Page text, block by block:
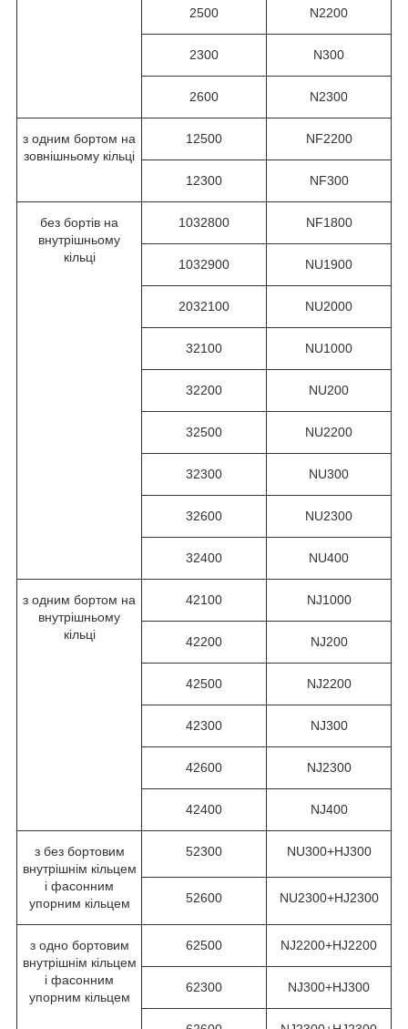
2500 N2200
2300 N300
2600 N2300
з одним бортом на
зовнішньому кільці
12500 NF2200
12300 NF300
без бортів на
внутрішньому
кільці
1032800 NF1800
1032900 NU1900
2032100 NU2000
32100 NU1000
32200 NU200
32500 NU2200
32300 NU300
32600 NU2300
32400 NU400
з одним бортом на
внутрішньому
кільці
42100 NJ1000
42200 NJ200
42500 NJ2200
42300 NJ300
42600 NJ2300
42400 NJ400
з без бортовим
внутрішнім кільцем
і фасонним
упорним кільцем
52300 NU300+HJ300
52600 NU2300+HJ2300
з одно бортовим
внутрішнім кільцем
і фасонним
упорним кільцем
62500 NJ2200+HJ2200
62300 NJ300+HJ300